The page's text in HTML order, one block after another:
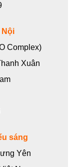
Nội
Complex)
Xuân
sáng
Yên